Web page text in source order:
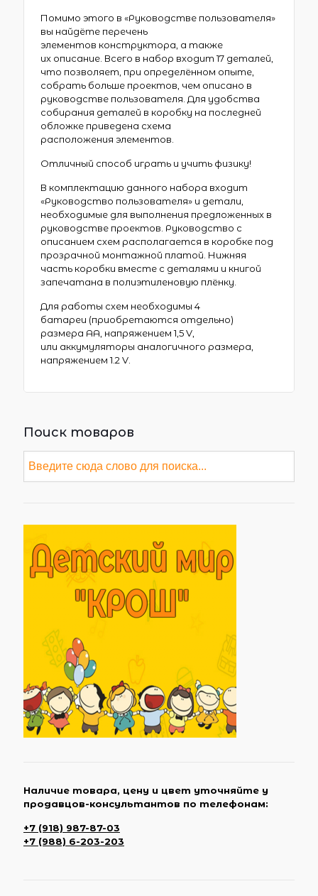
Помимо этого в «Руководстве пользователя»
вы найдёте перечень
элементов конструктора, а также
их описание. Всего в набор входит 17 деталей,
что позволяет, при определённом опыте,
собрать больше проектов, чем описано в
руководстве пользователя. Для удобства
собирания деталей в коробку на последней
обложке приведена схема
расположения элементов.
Отличный способ играть и учить физику!
В комплектацию данного набора входит
«Руководство пользователя» и детали,
необходимые для выполнения предложенных в
руководстве проектов. Руководство с
описанием схем располагается в коробке под
прозрачной монтажной платой. Нижняя
часть коробки вместе с деталями и книгой
запечатана в полиэтиленовую плёнку.
Для работы схем необходимы 4
батареи (приобретаются отдельно)
размера АА, напряжением 1,5 V,
или аккумуляторы аналогичного размера,
напряжением 1.2 V.
Поиск товаров
Наличие товара, цену и цвет уточняйте у
продавцов-консультантов по телефонам:
+7 (918) 987-87-03
+7 (988) 6-203-203